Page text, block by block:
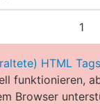
1
HTML Tags
funktionieren,
Browser